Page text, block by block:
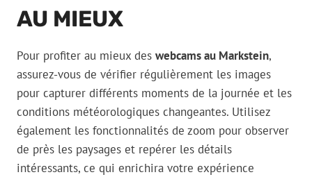
AU MIEUX
Pour profiter au mieux des webcams au Markstein,
assurez-vous de vérifier régulièrement les images
pour capturer différents moments de la journée et les
conditions météorologiques changeantes. Utilisez
également les fonctionnalités de zoom pour observer
de près les paysages et repérer les détails
intéressants, ce qui enrichira votre expérience